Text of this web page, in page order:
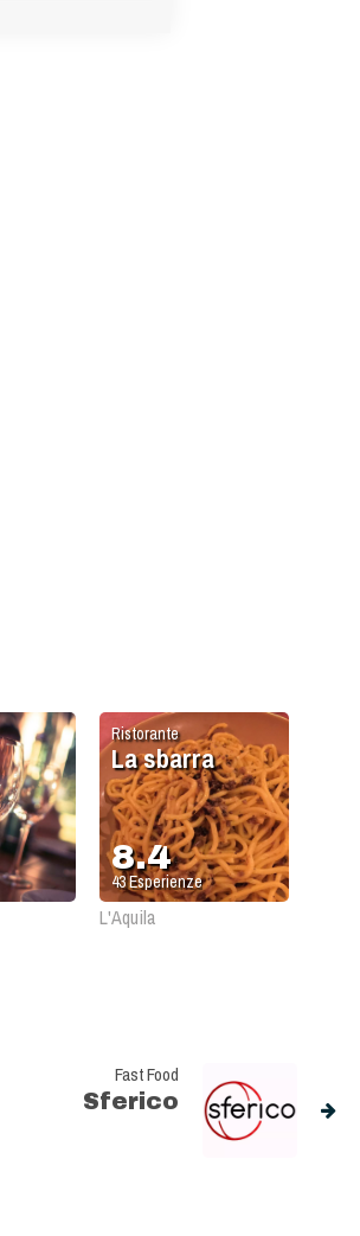
Ristorante
La sbarra
8.4
43Esperienze
L'Aquila
Fast Food
Sferico